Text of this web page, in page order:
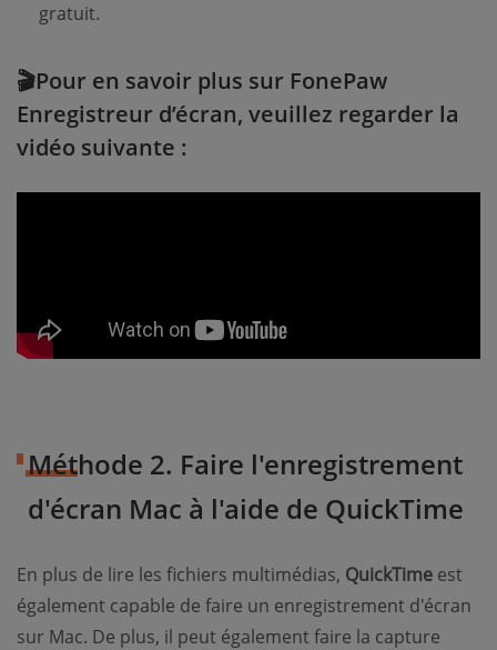
gratuit.
🎬Pour en savoir plus sur FonePaw
Enregistreur d’écran, veuillez regarder la
vidéo suivante :
Méthode 2. Faire l'enregistrement
d'écran Mac à l'aide de QuickTime
En plus de lire les fichiers multimédias, QuickTime est
également capable de faire un enregistrement d'écran
sur Mac. De plus, il peut également faire la capture